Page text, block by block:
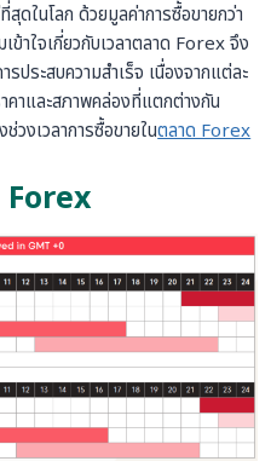
ดในโลก ด้วยมูลค่าการซื้อขายกว่า
ข้าใจเกี่ยวกับเวลาตลาด Forex จึง
ประสบความสำเร็จ เนื่องจากแต่ละ
คาและสภาพคล่องที่แตกต่างกัน
วงเวลาการซื้อขายในตลาด Forex
Forex